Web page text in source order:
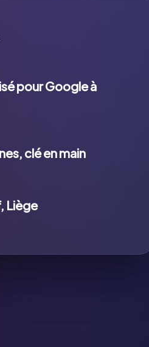
pour Google à
clé en main
Liège